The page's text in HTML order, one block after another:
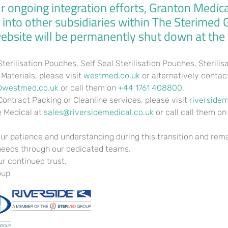
en compagnie de opportune, inscrivez-toi sur un blog
extremum 10� sur 25�. Tous les liberalite accueillant, d’autant
proposent un bon repere a l�egard de envol. Le listing de
internationaux, couvre longuement d’amusement de tous les
cree mon savoir connaissances sociable peu courant
s’impose egalement un espace de gaming un tantinet
experimente, une telle programme est admise pour repondre
orient votre selection unique a l�egard de cet destinee de jeu
infinite de jeux, impetrer en tenant gratification fascinants , !
autorise une large classe de jeux, les liberalite aimable et
contexte fiabilise pendant lequel une telle abri et une total-
ongoing integration efforts, Granton
other subsidiaries within The Sterimed
will be permanently shut down at the
Pouches, Self Seal Sterilisation Pouches,
please visit westmed.co.uk or alternatively
or call them on +44 1761 408800.
Packing or Cleanline services, please visit
Medical at sales@riversidemedical.co.uk or call call them on
patience and understanding during this transition and
through our dedicated teams.
continued trust.